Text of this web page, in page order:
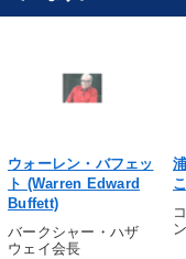
ウォーレン・バフェッ
ト (Warren Edward
Buffett)
バークシャー・ハザ
ウェイ会長